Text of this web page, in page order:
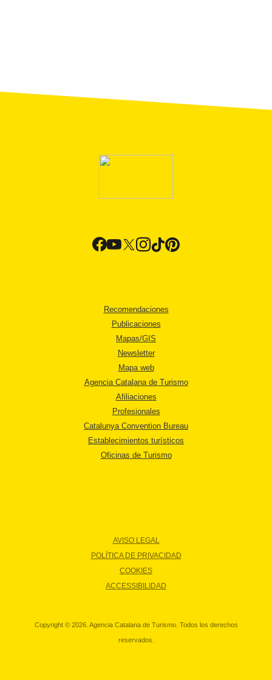
Recomendaciones
Publicaciones
Mapas/GIS
Newsletter
Mapa web
Agencia Catalana de Turismo
Afiliaciones
Profesionales
Catalunya Convention Bureau
Establecimientos turísticos
Oficinas de Turismo
AVISO LEGAL
POLÍTICA DE PRIVACIDAD
COOKIES
ACCESSIBILIDAD
Copyright © 2026. Agencia Catalana de Turismo. Todos los derechos
reservados.